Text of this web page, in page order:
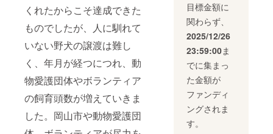
くれたからこそ達成できた
ものでしたが、人に馴れて
いない野犬の譲渡は難し
く、年月が経つにつれ、動
物愛護団体やボランティア
の飼育頭数が増えていきま
した。岡山市や動物愛護団
目標金額に
関わらず、
2025/12/26
23:59:00ま
でに集まっ
た金額が
ファンディ
ングされま
す。